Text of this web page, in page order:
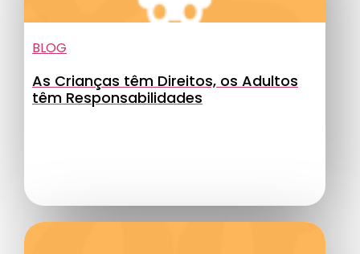
BLOG
As Crianças têm Direitos, os Adultos
têm Responsabilidades